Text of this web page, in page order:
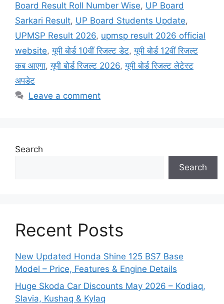
Board Result Roll Number Wise, UP Board
Sarkari Result, UP Board Students Update,
UPMSP Result 2026, upmsp result 2026 official
website,यूपी बोर्ड 10वीं रिजल्ट डेट,यूपी बोर्ड 12वीं रिजल्ट
कब आएगा,यूपी बोर्ड रिजल्ट 2026,यूपी बोर्ड रिजल्ट लेटेस्ट
अपडेट
Leave a comment
Search
Search
Recent Posts
New Updated Honda Shine 125 BS7 Base
Model – Price, Features & Engine Details
Huge Skoda Car Discounts May 2026 – Kodiaq,
Slavia, Kushaq & Kylaq